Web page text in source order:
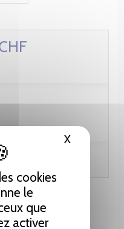
cookies
le
que
activer
XMasquer